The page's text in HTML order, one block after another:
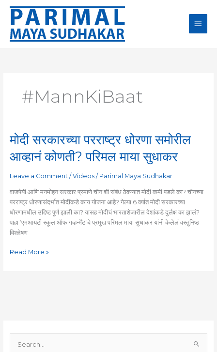
Skip
content
Main
#MannKiBaat
मोदी सरकारच्या परराष्ट्र धोरणा समोरील
आव्हानं कोणती? परिमल माया सुधाकर
Leave a Comment / Videos/ Parimal Maya Sudhakar
वाजपेयी आणि मनमोहन सरकार प्रमाणे चीन शी संबंध ठेवण्यात मोदी कमी पडले का? चीनच्या
परराष्ट्र धोरणासंदर्भात मोदींकडे काय योजना आहे? गेल्या 6 वर्षात मोदी सरकारच्या
धोरणामधील उद्दिष्ट पूर्ण झाली का? यासह मोदीचं भारताशेजारील देशांकडे दुर्लक्ष का झालं?
पाहा ‘एमआयटी स्कूल ऑफ गव्हर्न्मेंट’चे प्रमुख परिमल माया सुधाकर यांनी केलेलं वस्तुनिष्ठ
विश्लेषण
मोदी
सरकारच्या
परराष्ट्र
समोरील
आव्हानं
परिमल
सुधाकर
Read More »